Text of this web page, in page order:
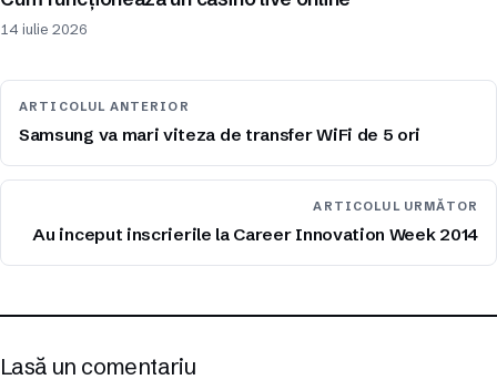
14 iulie 2026
ARTICOLUL ANTERIOR
Samsung va mari viteza de transfer WiFi de 5 ori
ARTICOLUL URMĂTOR
Au inceput inscrierile la Career Innovation Week 2014
Lasă un comentariu